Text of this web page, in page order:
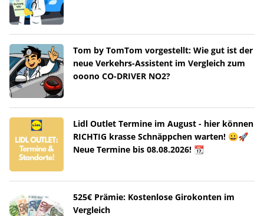
Tom by TomTom vorgestellt: Wie gut ist der
neue Verkehrs-Assistent im Vergleich zum
ooono CO-DRIVER NO2?
Lidl Outlet Termine im August - hier können
RICHTIG krasse Schnäppchen warten! 😀🚀
Neue Termine bis 08.08.2026! 📆
525€ Prämie: Kostenlose Girokonten im
Vergleich